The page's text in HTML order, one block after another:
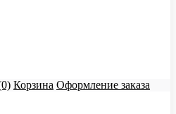
Корзина Оформление заказа